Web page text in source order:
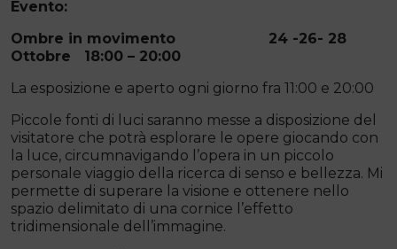
Evento:
Ombre in movimento 24 -26- 28
Ottobre 18:00 – 20:00
La esposizione e aperto ogni giorno fra 11:00 e 20:00
Piccole fonti di luci saranno messe a disposizione del
visitatore che potrà esplorare le opere giocando con
la luce, circumnavigando l’opera in un piccolo
personale viaggio della ricerca di senso e bellezza. Mi
permette di superare la visione e ottenere nello
spazio delimitato di una cornice l’effetto
tridimensionale dell’immagine.